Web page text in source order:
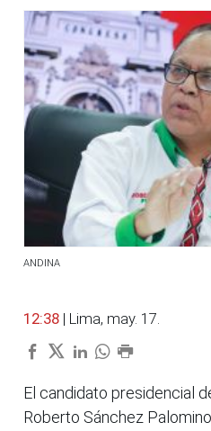
ANDINA
12:38 | Lima, may. 17.
El candidato presidencial
Roberto Sánchez